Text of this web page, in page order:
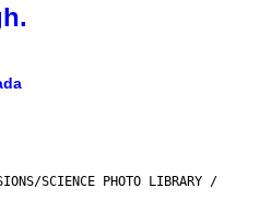
SCIENCE PHOTO LIBRARY /